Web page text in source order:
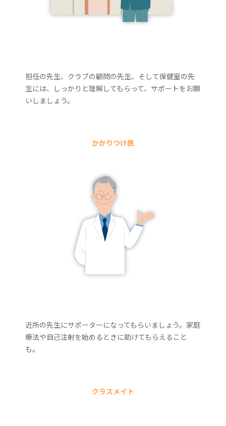
担任の先生、クラブの顧問の先生、そして保健室の先
生には、しっかりと理解してもらって、サポートをお願
いしましょう。
かかりつけ医
近所の先生にサポーターになってもらいましょう。家庭
療法や自己注射を始めるときに助けてもらえること
も。
クラスメイト